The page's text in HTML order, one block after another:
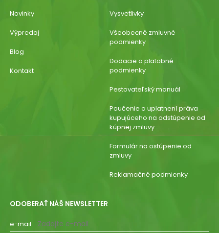
Novinky
Výpredaj
Blog
Kontakt
Vysvetlivky
Všeobecné zmluvné
podmienky
Dodacie a platobné
podmienky
Pestovateľský manuál
Poučenie o uplatnení práva
kupujúceho na odstúpenie od
kúpnej zmluvy
Formulár na ostúpenie od
zmluvy
Reklamačné podmienky
ODOBERAŤ NÁŠ NEWSLETTER
e-mail